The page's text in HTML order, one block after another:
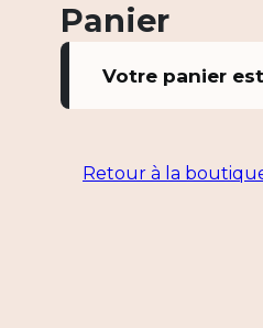
Panier
Votre panier
Retour à la